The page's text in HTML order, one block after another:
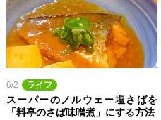
6/2 ライフ
スーパーのノルウェー塩さばを
「料亭のさば味噌煮」にする方法